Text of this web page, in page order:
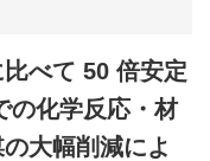
べて 50 倍安定
の化学反応・材
大幅削減によ